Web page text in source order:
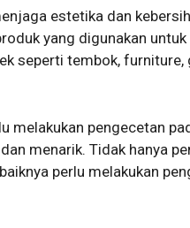
estetika dan
yang digunakan
seperti tembok, furniture,
melakukan pengecetan
menarik. Tidak hanya
perlu melakukan